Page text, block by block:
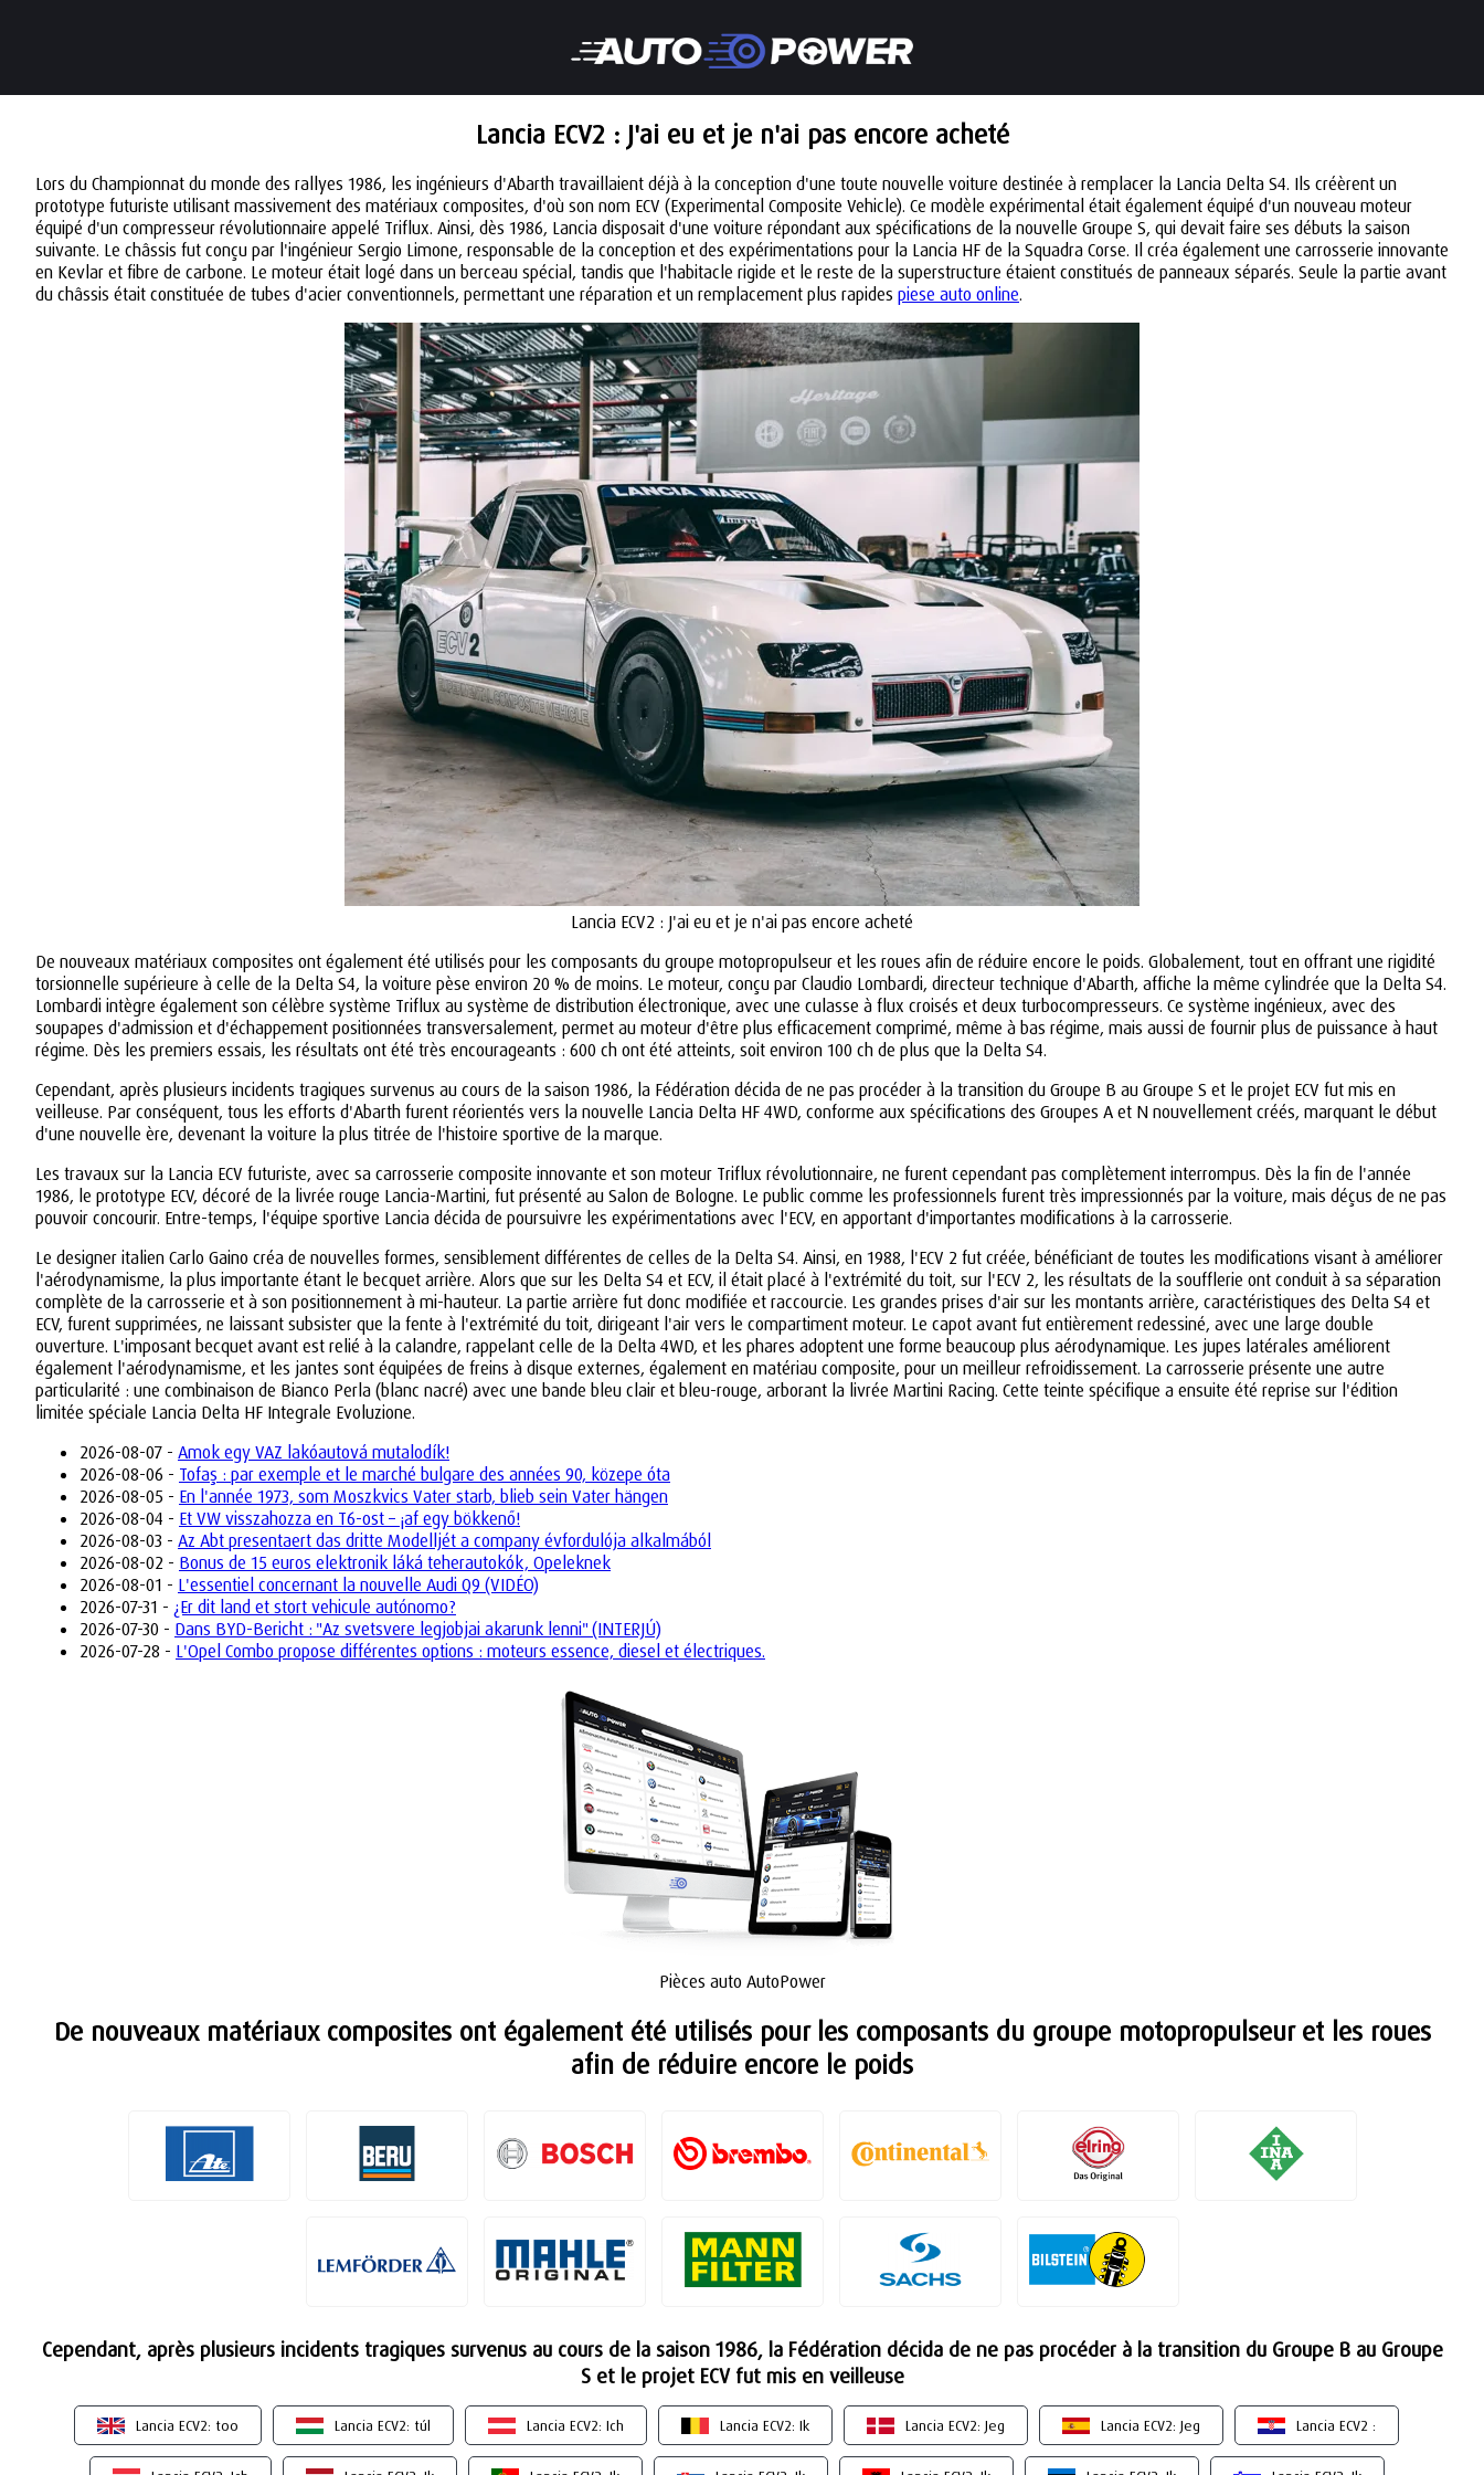
Lancia ECV2 : J'ai eu et je n'ai pas encore acheté
Lors du Championnat du monde des rallyes 1986, les ingénieurs d'Abarth travaillaient déjà à la conception d'une toute nouvelle voiture destinée à remplacer la Lancia Delta S4. Ils créèrent un
prototype futuriste utilisant massivement des matériaux composites, d'où son nom ECV (Experimental Composite Vehicle). Ce modèle expérimental était également équipé d'un nouveau moteur
équipé d'un compresseur révolutionnaire appelé Triflux. Ainsi, dès 1986, Lancia disposait d'une voiture répondant aux spécifications de la nouvelle Groupe S, qui devait faire ses débuts la saison
suivante. Le châssis fut conçu par l'ingénieur Sergio Limone, responsable de la conception et des expérimentations pour la Lancia HF de la Squadra Corse. Il créa également une carrosserie innovante
en Kevlar et fibre de carbone. Le moteur était logé dans un berceau spécial, tandis que l'habitacle rigide et le reste de la superstructure étaient constitués de panneaux séparés. Seule la partie avant
du châssis était constituée de tubes d'acier conventionnels, permettant une réparation et un remplacement plus rapides piese auto online.
Lancia ECV2 : J'ai eu et je n'ai pas encore acheté
De nouveaux matériaux composites ont également été utilisés pour les composants du groupe motopropulseur et les roues afin de réduire encore le poids. Globalement, tout en offrant une rigidité
torsionnelle supérieure à celle de la Delta S4, la voiture pèse environ 20 % de moins. Le moteur, conçu par Claudio Lombardi, directeur technique d'Abarth, affiche la même cylindrée que la Delta S4.
Lombardi intègre également son célèbre système Triflux au système de distribution électronique, avec une culasse à flux croisés et deux turbocompresseurs. Ce système ingénieux, avec des
soupapes d'admission et d'échappement positionnées transversalement, permet au moteur d'être plus efficacement comprimé, même à bas régime, mais aussi de fournir plus de puissance à haut
régime. Dès les premiers essais, les résultats ont été très encourageants : 600 ch ont été atteints, soit environ 100 ch de plus que la Delta S4.
Cependant, après plusieurs incidents tragiques survenus au cours de la saison 1986, la Fédération décida de ne pas procéder à la transition du Groupe B au Groupe S et le projet ECV fut mis en
veilleuse. Par conséquent, tous les efforts d'Abarth furent réorientés vers la nouvelle Lancia Delta HF 4WD, conforme aux spécifications des Groupes A et N nouvellement créés, marquant le début
d'une nouvelle ère, devenant la voiture la plus titrée de l'histoire sportive de la marque.
Les travaux sur la Lancia ECV futuriste, avec sa carrosserie composite innovante et son moteur Triflux révolutionnaire, ne furent cependant pas complètement interrompus. Dès la fin de l'année
1986, le prototype ECV, décoré de la livrée rouge Lancia-Martini, fut présenté au Salon de Bologne. Le public comme les professionnels furent très impressionnés par la voiture, mais déçus de ne pas
pouvoir concourir. Entre-temps, l'équipe sportive Lancia décida de poursuivre les expérimentations avec l'ECV, en apportant d'importantes modifications à la carrosserie.
Le designer italien Carlo Gaino créa de nouvelles formes, sensiblement différentes de celles de la Delta S4. Ainsi, en 1988, l'ECV 2 fut créée, bénéficiant de toutes les modifications visant à améliorer
l'aérodynamisme, la plus importante étant le becquet arrière. Alors que sur les Delta S4 et ECV, il était placé à l'extrémité du toit, sur l'ECV 2, les résultats de la soufflerie ont conduit à sa séparation
complète de la carrosserie et à son positionnement à mi-hauteur. La partie arrière fut donc modifiée et raccourcie. Les grandes prises d'air sur les montants arrière, caractéristiques des Delta S4 et
ECV, furent supprimées, ne laissant subsister que la fente à l'extrémité du toit, dirigeant l'air vers le compartiment moteur. Le capot avant fut entièrement redessiné, avec une large double
ouverture. L'imposant becquet avant est relié à la calandre, rappelant celle de la Delta 4WD, et les phares adoptent une forme beaucoup plus aérodynamique. Les jupes latérales améliorent
également l'aérodynamisme, et les jantes sont équipées de freins à disque externes, également en matériau composite, pour un meilleur refroidissement. La carrosserie présente une autre
particularité : une combinaison de Bianco Perla (blanc nacré) avec une bande bleu clair et bleu-rouge, arborant la livrée Martini Racing. Cette teinte spécifique a ensuite été reprise sur l'édition
limitée spéciale Lancia Delta HF Integrale Evoluzione.
2026-08-07 - Amok egy VAZ lakóautová mutalodík!
2026-08-06 - Tofaş : par exemple et le marché bulgare des années 90, közepe óta
2026-08-05 - En l'année 1973, som Moszkvics Vater starb, blieb sein Vater hängen
2026-08-04 - Et VW visszahozza en T6-ost – ¡af egy bökkenő!
2026-08-03 - Az Abt presentaert das dritte Modelljét a company évfordulója alkalmából
2026-08-02 - Bonus de 15 euros elektronik láká teherautokók, Opeleknek
2026-08-01 - L'essentiel concernant la nouvelle Audi Q9 (VIDÉO)
2026-07-31 - ¿Er dit land et stort vehicule autónomo?
2026-07-30 - Dans BYD-Bericht : "Az svetsvere legjobjai akarunk lenni" (INTERJÚ)
2026-07-28 - L'Opel Combo propose différentes options : moteurs essence, diesel et électriques.
Pièces auto AutoPower
De nouveaux matériaux composites ont également été utilisés pour les composants du groupe motopropulseur et les roues
afin de réduire encore le poids
Cependant, après plusieurs incidents tragiques survenus au cours de la saison 1986, la Fédération décida de ne pas procéder à la transition du Groupe B au Groupe
S et le projet ECV fut mis en veilleuse
Lancia ECV2: too Lancia ECV2: túl Lancia ECV2: Ich Lancia ECV2: Ik Lancia ECV2: Jeg Lancia ECV2: Jeg Lancia ECV2 :